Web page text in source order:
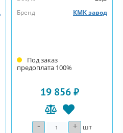
Бренд
КМК завод
Под заказ
предоплата 100%
19 856 ₽
- Количество+ шт